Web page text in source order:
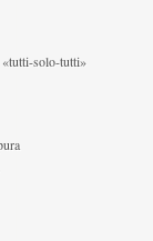
solo-tutti»